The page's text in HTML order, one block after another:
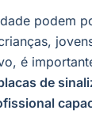
podem
é
de